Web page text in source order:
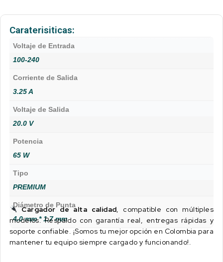
Caraterisiticas:
Voltaje de Entrada
100-240
Corriente de Salida
3.25 A
Voltaje de Salida
20.0 V
Potencia
65 W
Tipo
PREMIUM
Diámetro de Punta
4.0 mm * 1.7 mm
Cargador de alta calidad, compatible con múltiples
modelos. Respaldo con garantía real, entregas rápidas y
soporte confiable. ¡Somos tu mejor opción en Colombia para
mantener tu equipo siempre cargado y funcionando!.